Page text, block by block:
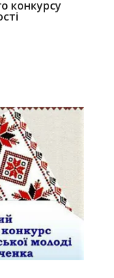
конкурсу